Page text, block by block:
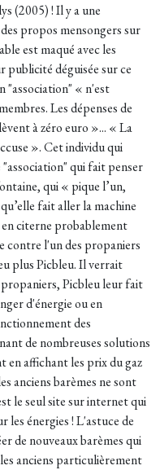
(2005) ! Il y a une
propos mensongers sur
est maqué avec les
déguisée sur ce
"association" « n'est
Les dépenses de
à zéro euro »... « La
». Cet individu qui
qui fait penser
qui « pique l’un,
fait aller la machine
en citerne probablement
contre l'un des propaniers
plus Picbleu. Il verrait
Picbleu leur fait
d'énergie ou en
des
de nombreuses solutions
en affichant les prix du gaz
anciens barèmes ne sont
le seul site sur internet qui
les énergies ! L'astuce de
de nouveaux barèmes qui
anciens particulièrement